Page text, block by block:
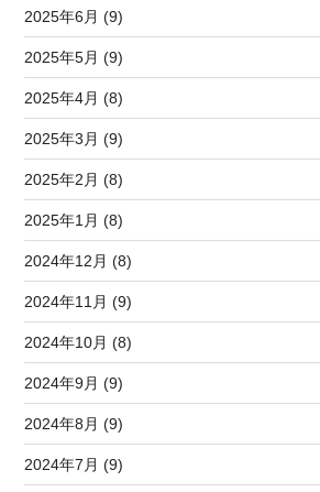
2025年6月 (9)
2025年5月 (9)
2025年4月 (8)
2025年3月 (9)
2025年2月 (8)
2025年1月 (8)
2024年12月 (8)
2024年11月 (9)
2024年10月 (8)
2024年9月 (9)
2024年8月 (9)
2024年7月 (9)